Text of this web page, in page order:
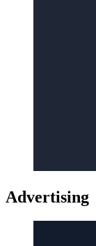
Advertising